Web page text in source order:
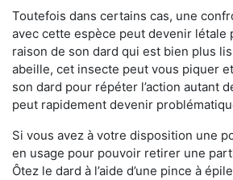
Toutefois dans certains cas, une
avec cette espèce peut devenir létale
raison de son dard qui est bien plus
abeille, cet insecte peut vous piquer
son dard pour répéter l’action autant
peut rapidement devenir
Si vous avez à votre disposition une
en usage pour pouvoir retirer une
Ôtez le dard à l’aide d’une pince à